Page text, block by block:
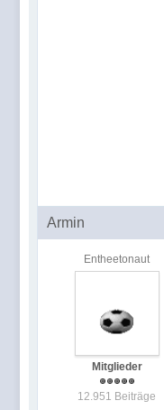
Armin
Entheetonaut
Mitglieder
12.951 Beiträge